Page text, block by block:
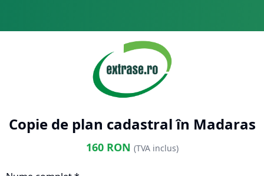
Copie de plan cadastral în Madaras
160RON (TVA inclus)